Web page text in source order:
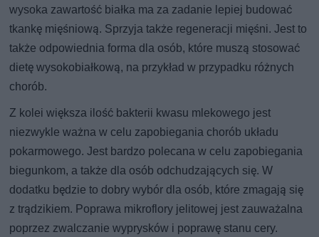
wysoka zawartość białka ma za zadanie lepiej budować
tkankę mięśniową. Sprzyja także regeneracji mięśni. Jest to
także odpowiednia forma dla osób, które muszą stosować
dietę wysokobiałkową, na przykład w przypadku różnych
chorób.
Z kolei większa ilość bakterii kwasu mlekowego jest
niezwykle ważna w celu zapobiegania chorób układu
pokarmowego. Jest bardzo polecana w celu zapobiegania
biegunkom, a także dla osób odchudzających się. W
dodatku będzie to dobry wybór dla osób, które zmagają się
z trądzikiem. Poprawa mikroflory jelitowej jest zauważalna
poprzez zwalczanie wyprysków i poprawę stanu cery.